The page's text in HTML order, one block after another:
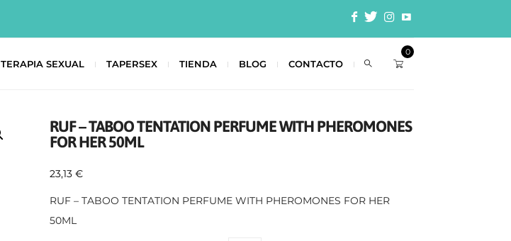
TERAPIA SEXUAL TAPERSEX TIENDA BLOG CONTACTO
0
RUF – TABOO TENTATION PERFUME WITH PHEROMONES
FOR HER 50ML
23,13€
RUF – TABOO TENTATION PERFUME WITH PHEROMONES FOR HER
50ML